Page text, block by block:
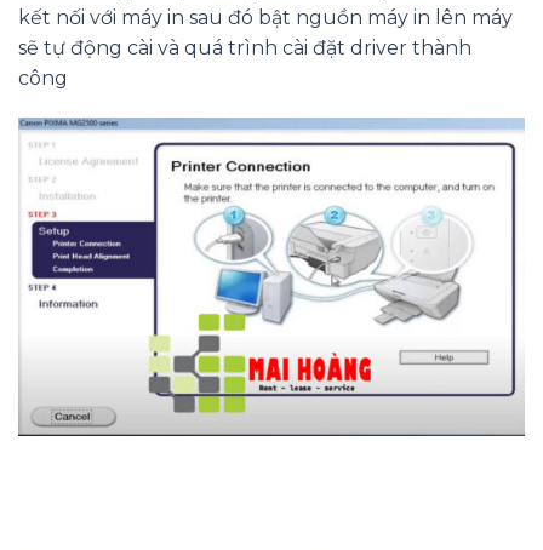
kết nối với máy in sau đó bật nguồn máy in lên máy
sẽ tự động cài và quá trình cài đặt driver thành
công